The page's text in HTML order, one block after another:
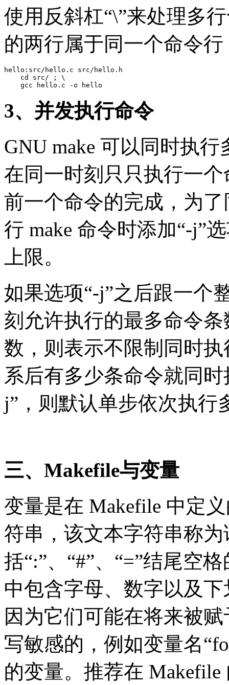
使用反斜杠“\”来处理多
的两行属于同一个命令
hello:src/hello.c src/hello.h
    cd src/ ; \
    gcc hello.c -o hello
3、并发执行命令
GNU make 可以同时执
在同一时刻只只执行一
前一个命令的完成，为
行 make 命令时添加“-j”
上限。
如果选项“-j”之后跟一个
刻允许执行的最多命令
数，则表示不限制同时
系后有多少条命令就同
j”，则默认单步依次执行
三、Makefile与变量
变量是在 Makefile 中定
符串，该文本字符串称
括“:”、“#”、“=”结尾空
中包含字母、数字以及
因为它们可能在将来被
写敏感的，例如变量名
的变量。推荐在